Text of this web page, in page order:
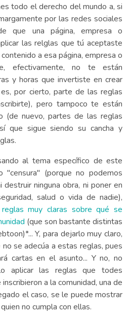
todo el derecho del mundo a, si
por las redes sociales
que una página, empresa o
las relglas que tú aceptaste
a esa página, empresa o
efectivamente, no te están
y horas que invertiste en crear
por cierto, parte de las reglas
pero tampoco te están
(de nuevo, partes de las reglas
que sigue siendo su cancha y
al tema específico de este
"censura" (porque no podemos
destruir ninguna obra, ni poner en
salud o vida de nadie),
reglas muy claras sobre qué se
(que son bastante distintas
Y, para dejarlo muy claro,
se adecúa a estas reglas, pues
cartas en el asunto... Y no, no
aplicar las reglas que todes
a la comunidad, una de
el caso, se le puede mostrar
no cumpla con ellas.